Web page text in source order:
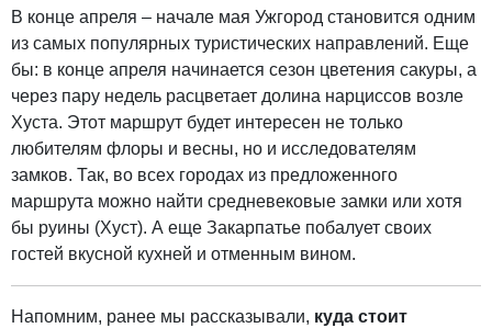
В конце апреля – начале мая Ужгород становится одним
из самых популярных туристических направлений. Еще
бы: в конце апреля начинается сезон цветения сакуры, а
через пару недель расцветает долина нарциссов возле
Хуста. Этот маршрут будет интересен не только
любителям флоры и весны, но и исследователям
замков. Так, во всех городах из предложенного
маршрута можно найти средневековые замки или хотя
бы руины (Хуст). А еще Закарпатье побалует своих
гостей вкусной кухней и отменным вином.
Напомним, ранее мы рассказывали, куда стоит